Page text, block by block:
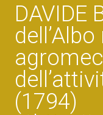
DAVIDE
(1794)